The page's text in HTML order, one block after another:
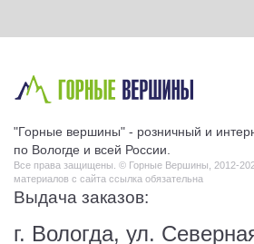
"Горные вершины" - розничный и
по Вологде и всей России.
Все права защищены. © Горные Вершины, 2012-
материалов с сайта ссылка обязательна
Выдача заказов:
г. Вологда, ул.